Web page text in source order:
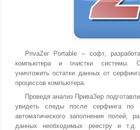
PrivaZer Portable – софт,
компьютера и очистки системы.
уничтожить остатки данных от
процессов компьютера.
Проведя анализ ПриваЗер
увидеть следы после серфинга по
автоматического заполнения полей,
данных необходимых реестру и т.д.